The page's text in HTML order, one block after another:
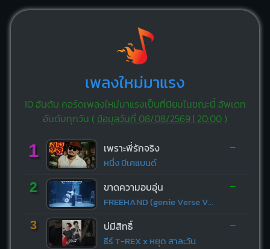
เพลงใหม่มาแรง
10 อันดับ คอร์ดเพลงใหม่มาแรงเป็นที่นิยมในขณะนี้ อัพเดท
อันดับทุกวัน ( ข้อมูลวันที่ 08/08/2569 | 20:00)
1 เพราะพี่รักจริง
หนึ่ง บีเคแบนด์
-
2 ขาดความอบอุ่น
FREEHAND (genie Verse Vol.1)
-
3 บ่มีสิทธิ์
ธีร์ T-REX x หยุด สาละวัน
-